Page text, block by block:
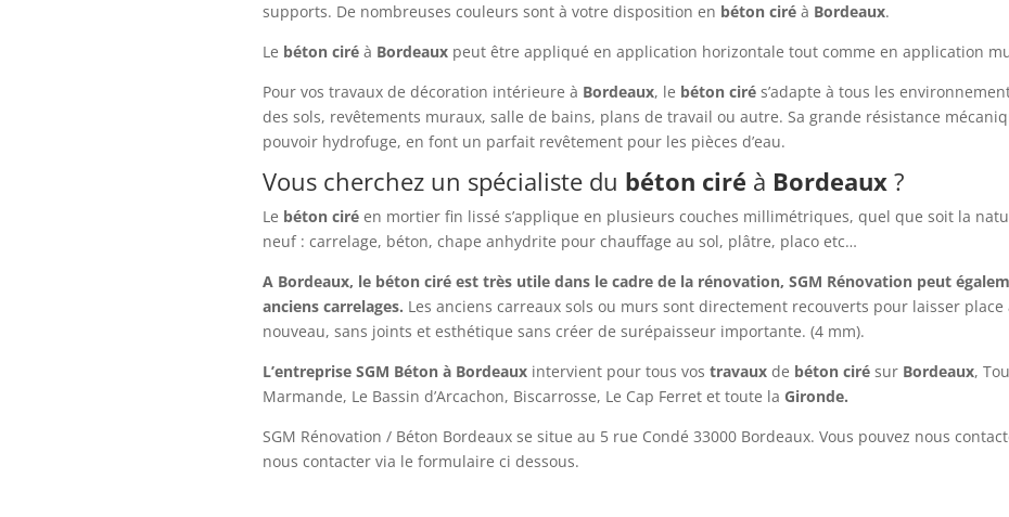
supports. De nombreuses couleurs sont à votre disposition en béton ciréà Bordeaux.
Le béton ciréà Bordeauxpeut être appliqué en application horizontale tout comme en application
Pour vos travaux de décoration intérieure à Bordeaux, le béton cirés’adapte à tous les
des sols, revêtements muraux, salle de bains, plans de travail ou autre. Sa grande résistance
pouvoir hydrofuge, en font un parfait revêtement pour les pièces d’eau.
Vous cherchez un spécialiste du béton ciré à Bordeaux?
Le béton ciréen mortier fin lissé s’applique en plusieurs couches millimétriques, quel que soit la
neuf : carrelage, béton, chape anhydrite pour chauffage au sol, plâtre, placo etc…
A Bordeaux, le béton ciré est très utile dans le cadre de la rénovation, SGM Rénovation peut
anciens carrelages. Les anciens carreaux sols ou murs sont directement recouverts pour laisser
nouveau, sans joints et esthétique sans créer de surépaisseur importante. (4 mm).
L’entreprise SGM Béton à Bordeauxintervient pour tous vos travauxde béton cirésur Bordeaux,
Marmande, Le Bassin d’Arcachon, Biscarrosse, Le Cap Ferret et toute la Gironde.
SGM Rénovation / Béton Bordeaux se situe au 5 rue Condé 33000 Bordeaux. Vous pouvez nous
nous contacter via le formulaire ci dessous.